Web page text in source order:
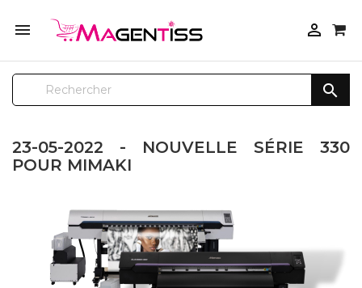
 

23-05-2022 - NOUVELLE SÉRIE 330
POUR MIMAKI